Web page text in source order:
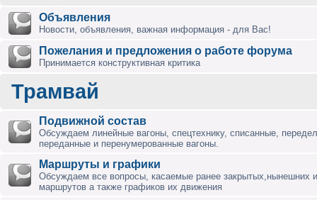
Объявления
Новости, объявления, важная информация - для Вас!
Пожелания и предложения о работе форума
Принимается конструктивная критика
Трамвай
Подвижной состав
Обсуждаем линейные вагоны, спецтехнику, списанные,
переданные и перенумерованные вагоны.
Маршруты и графики
Обсуждаем все вопросы, касаемые ранее закрытых,нынешних
маршрутов а также графиков их движения